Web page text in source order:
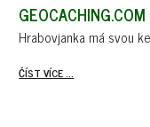
GEOCACHING.COM
Hrabovjanka má svou
ČÍST VÍCE ...